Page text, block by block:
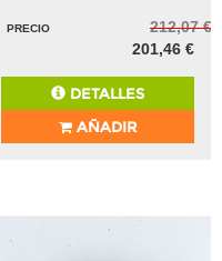
PRECIO
212,07 €
201,46 €
DETALLES
AÑADIR